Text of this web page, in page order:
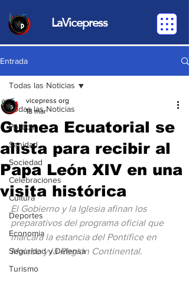
LaVicepress
Entrada
Todas las Noticias
Política
Sanidad
Sociedad
Celebraciones
Cultura
Deportes
Economia
Seguridad y Defensa
Turismo
Todas las Noticias
Guinea Ecuatorial se
alista para recibir al
Papa León XIV en una
visita histórica
vicepress org
18 mar
El Gobierno y la Iglesia afinan los
preparativos del programa oficial que
marcará la estancia del Pontífice en
Malabo y la Región Continental.